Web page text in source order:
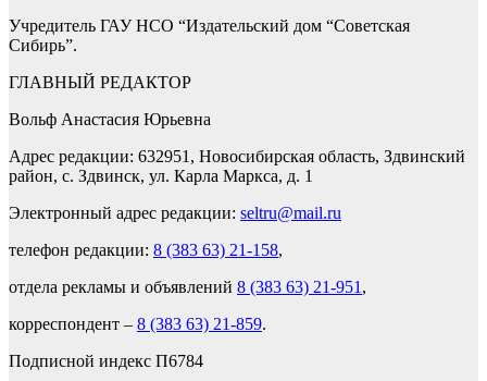
Учредитель ГАУ НСО “Издательский дом “Советская
Сибирь”.
ГЛАВНЫЙ РЕДАКТОР
Вольф Анастасия Юрьевна
Адрес редакции: 632951, Новосибирская область, Здвинский
район, с. Здвинск, ул. Карла Маркса, д. 1
Электронный адрес редакции: seltru@mail.ru
телефон редакции: 8 (383 63) 21-158,
отдела рекламы и объявлений 8 (383 63) 21-951 ,
корреспондент – 8 (383 63) 21-859.
Подписной индекс П6784